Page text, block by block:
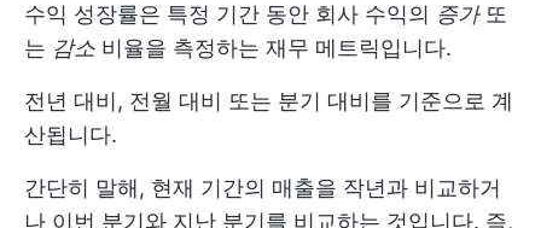
수익 성장률은 특정 기간 동안 회사 수익의 증가또
는 감소 비율을 측정하는 재무 메트릭입니다.
전년 대비, 전월 대비 또는 분기 대비를 기준으로 계
산됩니다.
간단히 말해, 현재 기간의 매출을 작년과 비교하거
나 이번 분기와 지난 분기를 비교하는 것입니다. 즉,